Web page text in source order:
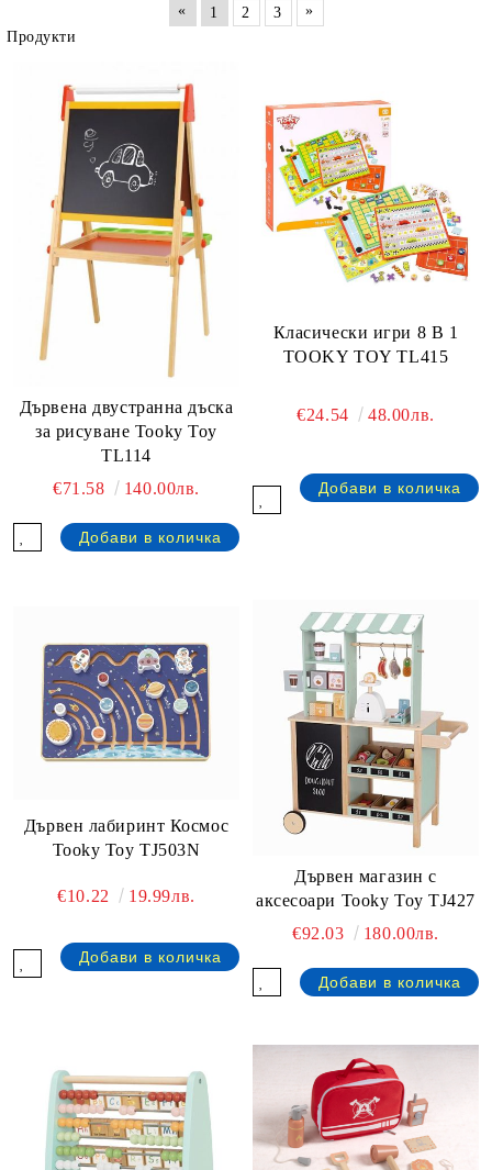
« 1 2 3
»
Продукти
Дървена двустранна дъска
за рисуване Tooky Toy
TL114
€71.58
140.00лв.
Класически игри 8 В 1
TOOKY TOY TL415
€24.54 48.00лв.
Дървен лабиринт Космос
Tooky Toy TJ503N
€10.22 19.99лв.
Дървен магазин с
аксесоари Tooky Toy TJ427
€92.03
180.00лв.